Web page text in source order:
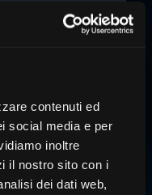
contenuti ed
social media e per
inoltre
il nostro sito con i
dei dati web,
Ask Service.
información
AL